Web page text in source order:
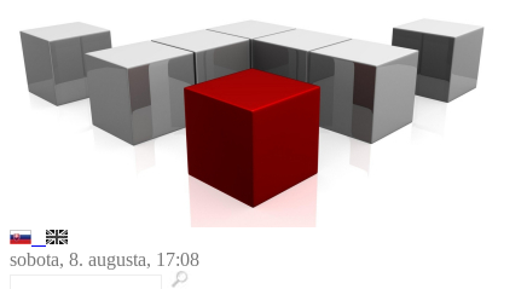
sobota, 8. augusta, 17:08